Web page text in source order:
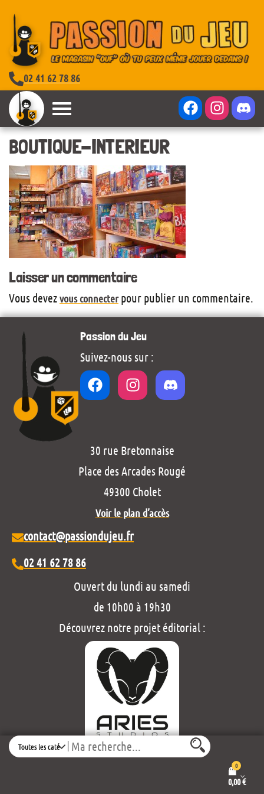
02 41 62 78 86
Search
0
0,00€
BOUTIQUE-INTERIEUR
Laisser un commentaire
Vous devezvous connecterpour publier un commentaire.
Passion du Jeu
Suivez-nous sur :
30 rue Bretonnaise
Place des Arcades Rougé
49300 Cholet
Voir le plan d’accès
contact@passiondujeu.fr
02 41 62 78 86
Ouvert du lundi au samedi
de 10h00 à 19h30
Découvrez notre projet éditorial :
Mentions légales et politique de confidentialité